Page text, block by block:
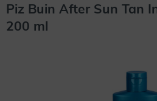
Piz Buin After Sun Tan
200 ml